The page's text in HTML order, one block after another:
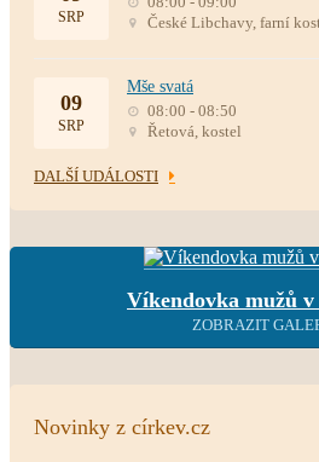
SRP
České Libchavy, farní
09
SRP
Mše svatá
08:00 - 08:50
Řetová, kostel
DALŠÍ UDÁLOSTI
Víkendovka mužů
ZOBRAZIT
Novinky z církev.cz